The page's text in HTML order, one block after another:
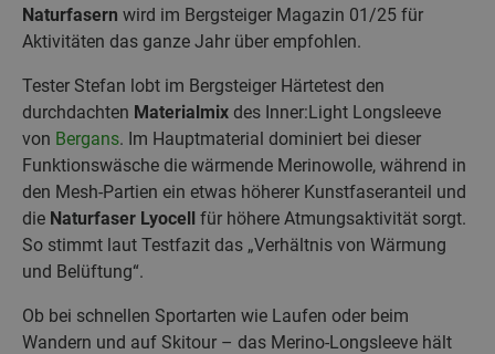
Naturfasern wird im Bergsteiger Magazin 01/25 für
Aktivitäten das ganze Jahr über empfohlen.
Tester Stefan lobt im Bergsteiger Härtetest den
durchdachten Materialmix des Inner:Light Longsleeve
von Bergans. Im Hauptmaterial dominiert bei dieser
Funktionswäsche die wärmende Merinowolle, während in
den Mesh-Partien ein etwas höherer Kunstfaseranteil und
die Naturfaser Lyocell für höhere Atmungsaktivität sorgt.
So stimmt laut Testfazit das „Verhältnis von Wärmung
und Belüftung“.
Ob bei schnellen Sportarten wie Laufen oder beim
Wandern und auf Skitour – das Merino-Longsleeve hält